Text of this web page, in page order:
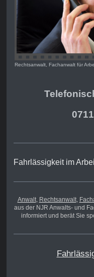
Rechtsanwalt, Fachanwalt für
Fahrlässigkeit im
Anwalt, Rechtsanwalt,
aus der NJR Anwalts- und
informiert und berät Sie